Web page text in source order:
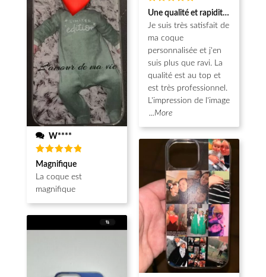
W****
Note5
sur 5
Magnifique
La coque est
magnifique
Note5
sur 5
Une qualité et rapidité au top!
Je suis très satisfait de
ma coque
personnalisée et j'en
suis plus que ravi. La
qualité est au top et
est très professionnel.
L'impression de l'image
...More